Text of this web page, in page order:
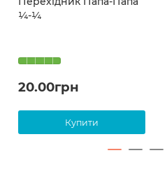
¼-¼
20.00грн
Купити